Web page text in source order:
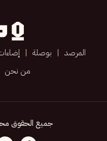
المرصد بوصلة
من نحن
جميع الحقوق